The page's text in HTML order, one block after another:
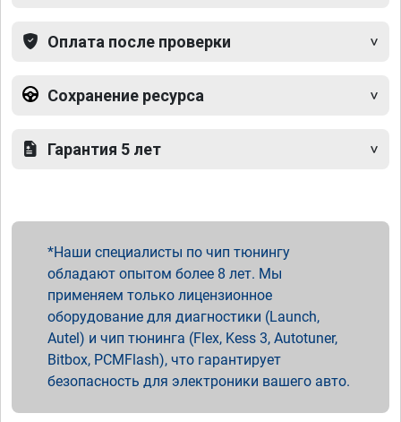
Оплата после проверки
Сохранение ресурса
Гарантия 5 лет
Наши специалисты по чип тюнингу
обладают опытом более 8 лет. Мы
применяем только лицензионное
оборудование для диагностики (Launch,
Autel) и чип тюнинга (Flex, Kess 3, Autotuner,
Bitbox, PCMFlash), что гарантирует
безопасность для электроники вашего авто.